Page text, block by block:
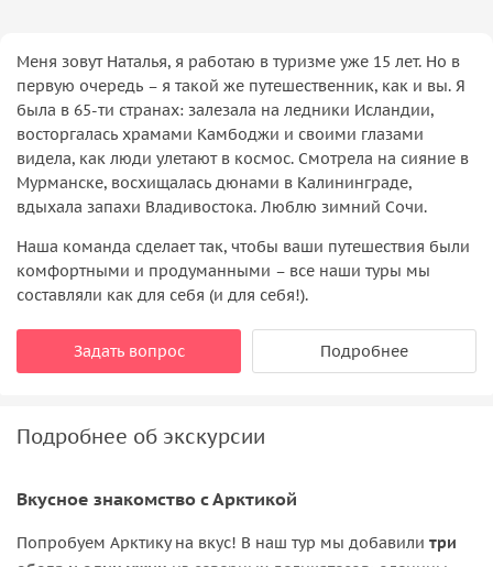
Снегоходный тур по Хибинам (ориентировочно
декабрь – апрель, в зависимости от снежного
покрова) — 6500-8000 руб./чел.
Джип-тур по Хибинам (ориентировочно, июнь-
октябрь) — 5000-6000 руб./чел.
июнь-октябрь)
— 5500-7000 руб./чел.
Багги-тур по Хибинам (ориентировочно июль –
сентябрь) — 5500-7000 руб./чел.
Билеты в арт-парк «Таинственный лес» — от 600 руб./
Обеды и ужины, не включенные в программу
Меня зовут Наталья, я работаю в туризме уже 15 лет. Но в
первую очередь – я такой же путешественник, как и вы. Я
была в 65-ти странах: залезала на ледники Исландии,
восторгалась храмами Камбоджи и своими глазами
видела, как люди улетают в космос. Смотрела на сияние в
Мурманске, восхищалась дюнами в Калининграде,
вдыхала запахи Владивостока. Люблю зимний Сочи.
Наша команда сделает так, чтобы ваши путешествия были
комфортными и продуманными – все наши туры мы
составляли как для себя (и для себя!).
Задать вопрос Подробнее
Подробнее об экскурсии
Вкусное знакомство с Арктикой
Попробуем Арктику на вкус! В наш тур мы добавили три